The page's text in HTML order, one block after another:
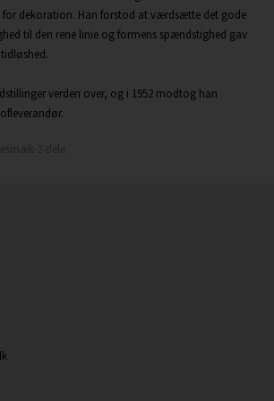
for dekoration. Han forstod at værdsætte det gode
til den rene linie og formens spændstighed gav
verden over, og i 1952 modtog han